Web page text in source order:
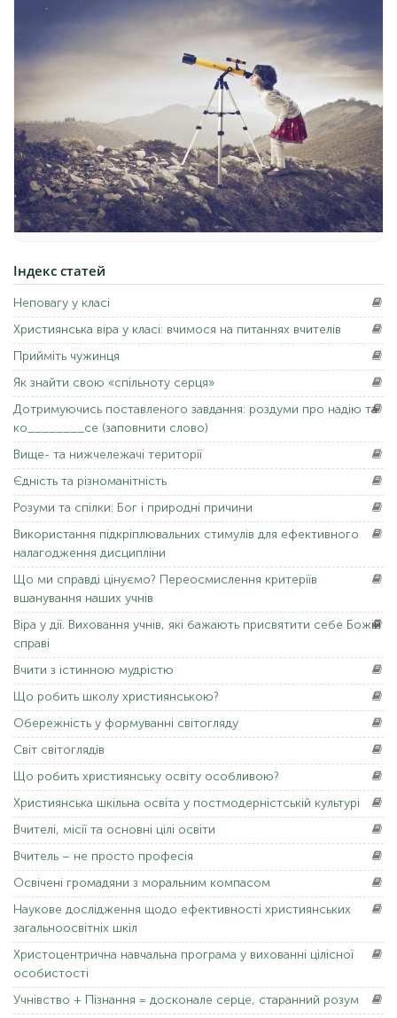
Індекс статей
Неповагу у класі
Християнська віра у класі: вчимося на питаннях вчителів
Прийміть чужинця
Як знайти свою «спільноту серця»
Дотримуючись поставленого завдання: роздуми про надію та
ко________се (заповнити слово)
Вище- та нижчележачі території
Єдність та різноманітність
Розуми та спілки: Бог і природні причини
Використання підкріплювальних стимулів для ефективного
налагодження дисципліни
Що ми справді цінуємо? Переосмислення критеріїв
вшанування наших учнів
Віра у дії. Виховання учнів, які бажають присвятити себе Божій
справі
Вчити з істинною мудрістю
Що робить школу християнською?
Обережність у формуванні світогляду
Світ світоглядів
Що робить християнську освіту особливою?
Християнська шкільна освіта у постмодерністській культурі
Вчителі, місії та основні цілі освіти
Вчитель – не просто професія
Освічені громадяни з моральним компасом
Наукове дослідження щодо ефективності християнських
загальноосвітніх шкіл
Христоцентрична навчальна програма у вихованні цілісної
особистості
Учнівство + Пізнання = досконале серце, старанний розум